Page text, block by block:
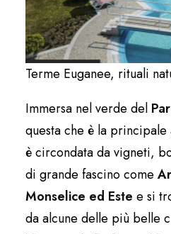
Terme Euganee, rituali
Immersa nel verde del
questa che è la
è circondata da vigneti,
di grande fascino come
Monselice ed Este e si
da alcune delle più belle